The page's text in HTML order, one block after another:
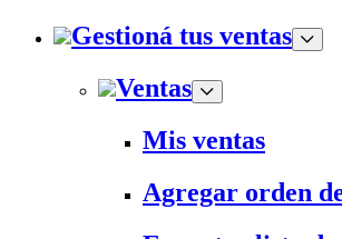
Gestioná tus ventas
Ventas
Mis ventas
Agregar orden